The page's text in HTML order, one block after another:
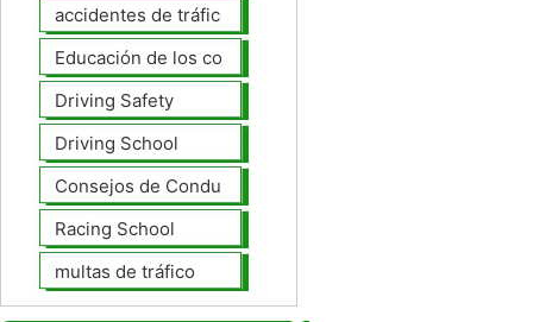
accidentes de tráfico
Educación de los conductores
Driving Safety
Driving School
Consejos de Conducción
Racing School
multas de tráfico